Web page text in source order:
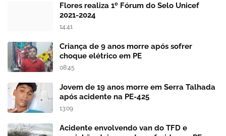
Flores realiza 1º Fórum do Selo Unicef
2021-2024
14:41
Criança de 9 anos morre após sofrer
choque elétrico em PE
08:45
Jovem de 19 anos morre em Serra Talhada
após acidente na PE-425
13:09
Acidente envolvendo van do TFD e